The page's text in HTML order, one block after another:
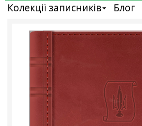
Колекції записників
Блог